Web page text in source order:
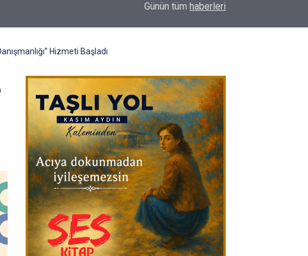
Semra Dinçer, Kapıkule Sınır Kapısı'nda
Günün tüm haberleri
Hizmeti Başladı